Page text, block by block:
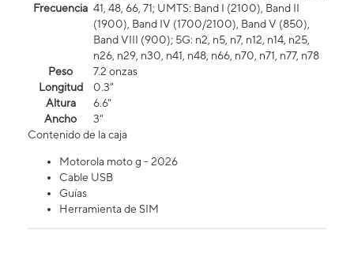
Frecuencia 41, 48, 66, 71; UMTS: Band I (2100), Band II
(1900), Band IV (1700/2100), Band V (850),
Band VIII (900); 5G: n2, n5, n7, n12, n14, n25,
n26, n29, n30, n41, n48, n66, n70, n71, n77, n78
Peso
7.2 onzas
Longitud
0.3"
Altura
6.6"
Ancho
3"
Contenido de la caja
Motorola moto g - 2026
Cable USB
Guías
Herramienta de SIM